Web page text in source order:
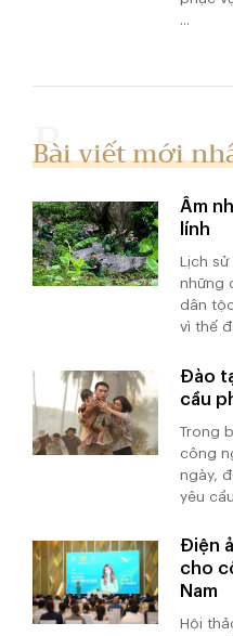
...
Bài viết mới
Âm
lính
Lịch
những
dân
vì thế
Đào
cầu
Trong
công
ngày,
yêu
Điện
cho
Nam
Hội